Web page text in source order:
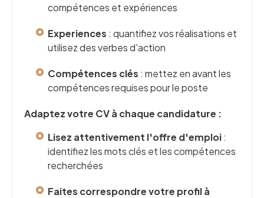
compétences et expériences
Experiences : quantifiez vos réalisations et
utilisez des verbes d'action
Compétences clés : mettez en avant les
compétences requises pour le poste
Adaptez votre CV à chaque candidature :
Lisez attentivement l'offre d'emploi:
identifiez les mots clés et les compétences
recherchées
Faites correspondre votre profil à